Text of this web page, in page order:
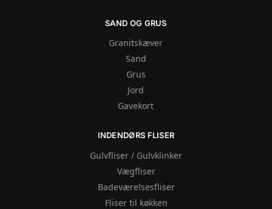
SAND OG GRUS
Granitskæver
Sand
Grus
Jord
Gavekort
INDENDØRS FLISER
Gulvfliser / Gulvklinker
Vægfliser
Badeværelsesfliser
Fliser til køkken